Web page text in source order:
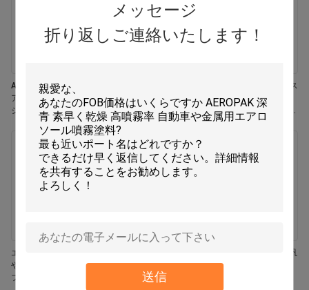
メッセージ
折り返しご連絡いたします！
送信
Aeropak 330ml エコフレンドリー エ
アロソール ローズ 香り エアフレッ
シャー スプレー 家と車の室内使用
Aeropak 330ml エアロソール ジャス
ミン香り 効果的臭いを消す 耐久性
エコフレンドリー ペット用 子供用
空気フレッシャー
エロパック 330ml エアロゾール 鮮
やかなジャスミン フレグランス エア
フレッシャー スプレー
エアロパック 500ml 環境に優しい汎
用キッチンオーブン 炊飯器 多面性
残留物なし 迅速乾燥クリーニングス